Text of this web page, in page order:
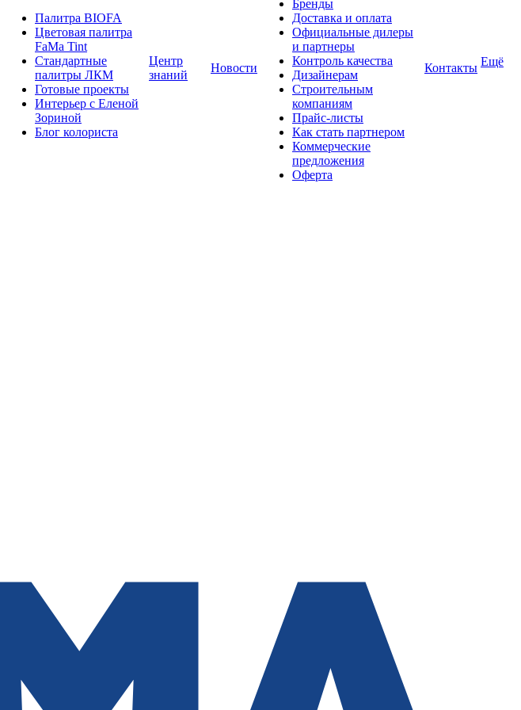
Палитра BIOFA
Цветовая палитра
FaMa Tint
Стандартные
палитры ЛКМ
Готовые проекты
Интерьер с Еленой
Зориной
Блог колориста
Центр
знаний
Новости
Бренды
Доставка и оплата
Официальные дилеры
и партнеры
Контроль качества
Дизайнерам
Строительным
компаниям
Прайс-листы
Как стать партнером
Коммерческие
предложения
Оферта
Контакты Ещё